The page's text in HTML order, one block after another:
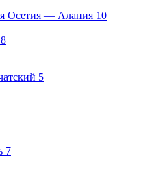
Осетия — Алания 10
8
5
7